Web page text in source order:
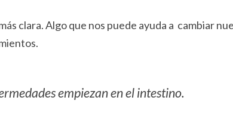
clara. Algo que nos puede ayuda a cambiar
empiezan en el intestino.